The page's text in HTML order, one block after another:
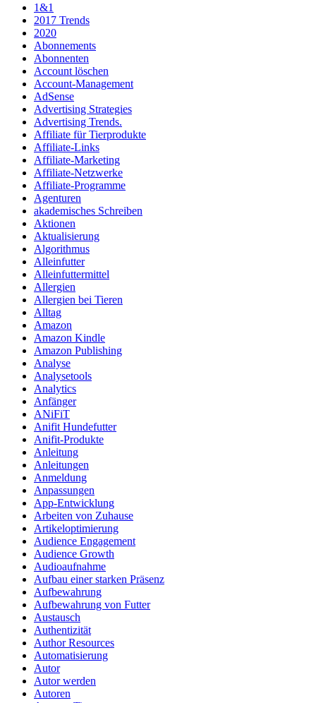
1&1
2017 Trends
2020
Abonnements
Abonnenten
Account löschen
Account-Management
AdSense
Advertising Strategies
Advertising Trends.
Affiliate für Tierprodukte
Affiliate-Links
Affiliate-Marketing
Affiliate-Netzwerke
Affiliate-Programme
Agenturen
akademisches Schreiben
Aktionen
Aktualisierung
Algorithmus
Alleinfutter
Alleinfuttermittel
Allergien
Allergien bei Tieren
Alltag
Amazon
Amazon Kindle
Amazon Publishing
Analyse
Analysetools
Analytics
Anfänger
ANiFiT
Anifit Hundefutter
Anifit-Produkte
Anleitung
Anleitungen
Anmeldung
Anpassungen
App-Entwicklung
Arbeiten von Zuhause
Artikeloptimierung
Audience Engagement
Audience Growth
Audioaufnahme
Aufbau einer starken Präsenz
Aufbewahrung
Aufbewahrung von Futter
Austausch
Authentizität
Author Resources
Automatisierung
Autor
Autor werden
Autoren